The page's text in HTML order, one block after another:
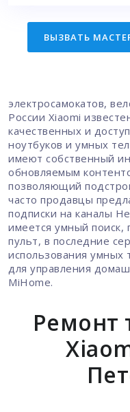
ВЫЗВАТЬ
электросамокатов,
России Xiaomi
качественных и
ноутбуков и умных
имеют собственный
обновляемым
позволяющий
часто продавцы
подписки на каналы
имеется умный поиск,
пульт, в последние
использования умных
для управления
MiHome.
Ремонт